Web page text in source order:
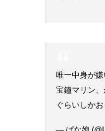
唯一中身が
宝鐘マリン
ぐらいしか